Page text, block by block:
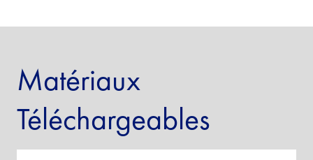
Matériaux
Téléchargeables